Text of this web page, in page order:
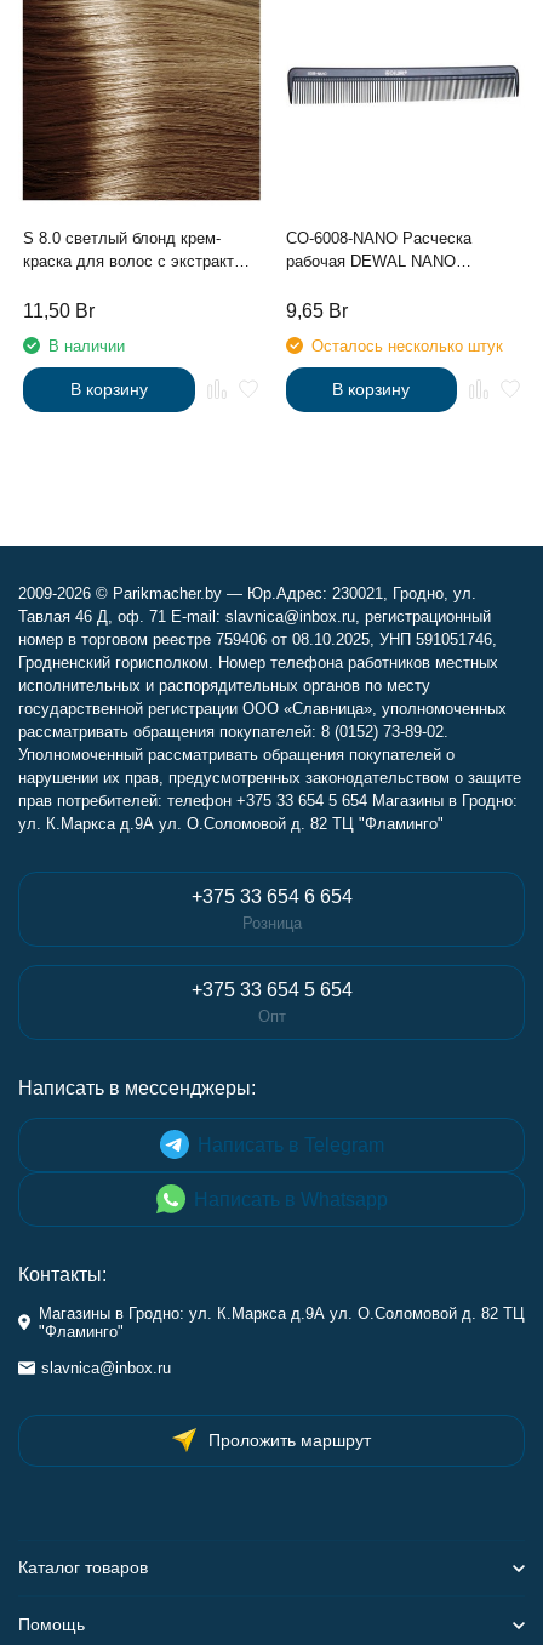
S 8.0 светлый блонд крем-
краска для волос с экстрактом
протеинами линии Studio
11,50 Br
В наличии
В корзину
CO-6008-NANO Расческа
рабочая DEWAL NANO
антистатик 21,5 см
9,65 Br
Осталось несколько штук
В корзину
2009-2026 © Parikmacher.by — Юр.Адрес: 230021, Гродно, ул.
Тавлая 46 Д, оф. 71 E-mail: slavnica@inbox.ru, регистрационный
номер в торговом реестре 759406 от 08.10.2025, УНП 591051746,
Гродненский горисполком. Номер телефона работников местных
исполнительных и распорядительных органов по месту
государственной регистрации ООО «Славница», уполномоченных
рассматривать обращения покупателей: 8 (0152) 73-89-02.
Уполномоченный рассматривать обращения покупателей о
нарушении их прав, предусмотренных законодательством о защите
прав потребителей: телефон +375 33 654 5 654 Магазины в Гродно:
ул. К.Маркса д.9А ул. О.Соломовой д. 82 ТЦ "Фламинго"
+375 33 654 6 654
Розница
+375 33 654 5 654
Опт
Написать в мессенджеры:
Написать в Telegram
Написать в Whatsapp
Контакты:
Магазины в Гродно: ул. К.Маркса д.9А ул. О.Соломовой д. 82 ТЦ
"Фламинго"
slavnica@inbox.ru
Проложить маршрут
Каталог товаров
Помощь